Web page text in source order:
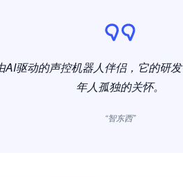
AI驱动的声控机器人伴侣，它的研
年人孤独的关怀。
“智东西”